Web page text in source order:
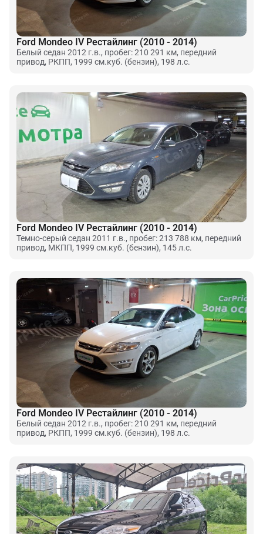
Ford Mondeo IV Рестайлинг (2010 - 2014)
Белый седан 2012 г.в., пробег: 210 291 км, передний
привод, РКПП, 1999 см.куб. (бензин), 198 л.с.
Ford Mondeo IV Рестайлинг (2010 - 2014)
Темно-серый седан 2011 г.в., пробег: 213 788 км, передний
привод, МКПП, 1999 см.куб. (бензин), 145 л.с.
Ford Mondeo IV Рестайлинг (2010 - 2014)
Белый седан 2012 г.в., пробег: 210 291 км, передний
привод, РКПП, 1999 см.куб. (бензин), 198 л.с.